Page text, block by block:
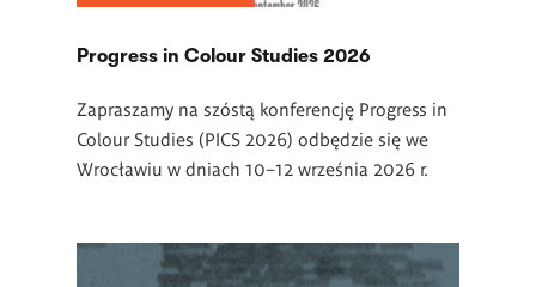
Progress in Colour Studies 2026
Zapraszamy na szóstą konferencję Progress in
Colour Studies (PICS 2026) odbędzie się we
Wrocławiu w dniach 10–12 września 2026 r.